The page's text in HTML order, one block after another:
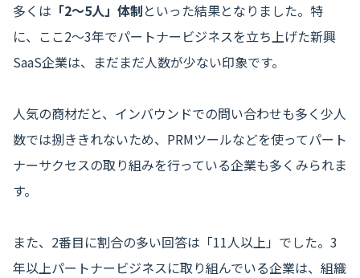
多くは 「2〜5人」体制といった結果となりました。特
に、ここ2〜3年でパートナービジネスを立ち上げた新興
SaaS企業は、まだまだ人数が少ない印象です。
人気の商材だと、インバウンドでの問い合わせも多く少人
数では捌ききれないため、PRMツールなどを使ってパート
ナーサクセスの取り組みを行っている企業も多くみられま
す。
また、2番目に割合の多い回答は「11人以上」でした。3
年以上パートナービジネスに取り組んでいる企業は、組織